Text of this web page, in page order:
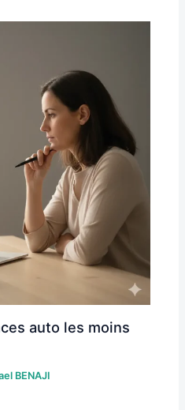
auto les moins
BENAJI